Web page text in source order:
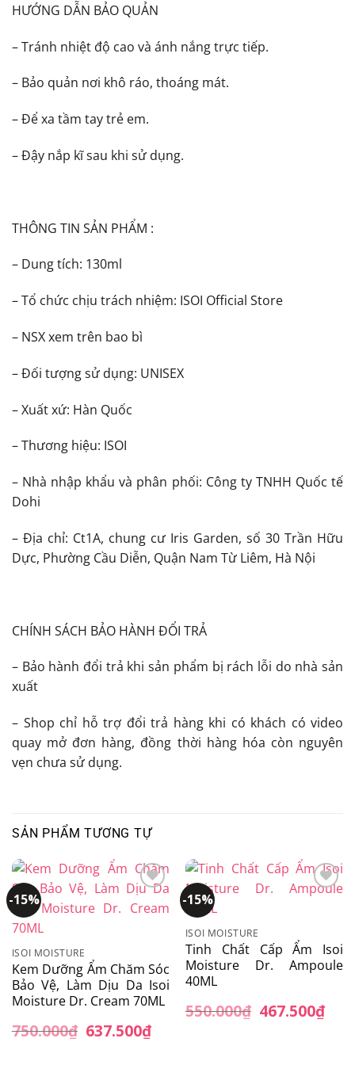
HƯỚNG DẪN BẢO QUẢN
– Tránh nhiệt độ cao và ánh nắng trực tiếp.
– Bảo quản nơi khô ráo, thoáng mát.
– Để xa tầm tay trẻ em.
– Đậy nắp kĩ sau khi sử dụng.
THÔNG TIN SẢN PHẨM :
– Dung tích: 130ml
– Tổ chức chịu trách nhiệm: ISOI Official Store
– NSX xem trên bao bì
– Đối tượng sử dụng: UNISEX
– Xuất xứ: Hàn Quốc
– Thương hiệu: ISOI
– Nhà nhập khẩu và phân phối: Công ty TNHH Quốc tế
Dohi
– Địa chỉ: Ct1A, chung cư Iris Garden, số 30 Trần Hữu
Dực, Phường Cầu Diễn, Quận Nam Từ Liêm, Hà Nội
CHÍNH SÁCH BẢO HÀNH ĐỔI TRẢ
– Bảo hành đổi trả khi sản phẩm bị rách lỗi do nhà sản
xuất
– Shop chỉ hỗ trợ đổi trả hàng khi có khách có video
quay mở đơn hàng, đồng thời hàng hóa còn nguyên
vẹn chưa sử dụng.
SẢN PHẨM TƯƠNG TỰ
-15%
Add to
wishlist
ISOI MOISTURE
Kem Dưỡng Ẩm Chăm Sóc
Bảo Vệ, Làm Dịu Da Isoi
Moisture Dr. Cream 70ML
750.000₫ Giá
gốc
637.500₫Giá
hiện
-15%
Add to
ISOI MOISTURE
Tinh Chất Cấp Ẩm Isoi
Moisture Dr. Ampoule
40ML
550.000₫ Giá
gốc
467.500₫Giá
hiện